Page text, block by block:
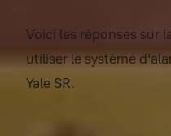
Voici les réponses sur
utiliser le système
Yale SR.